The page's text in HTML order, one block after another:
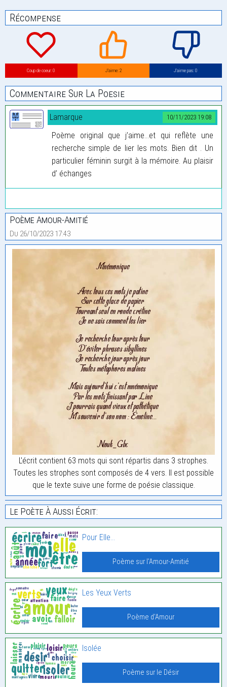
Récompense
Coup de coeur: 0 J’aime: 2 J’aime pas: 0
Commentaire Sur La Poesie
10/11/2023 19:08
Lamarque
Poème original que j’aime...et qui reflète une
recherche simple de lier les mots. Bien dit . Un
particulier féminin surgit à la mémoire. Au plaisir
d’ échanges
Poème Amour-Amitié
Du 26/10/2023 17:43
L'écrit contient 63 mots qui sont répartis dans 3 strophes.
Toutes les strophes sont composés de 4 vers. Il est possible
que le texte suive une forme de poésie classique.
Le Poète À Aussi Écrit:
Pour Elle…
Poème sur l'Amour-Amitié
Les Yeux Verts
Poème d'Amour
Isolée
Poème sur le Désir